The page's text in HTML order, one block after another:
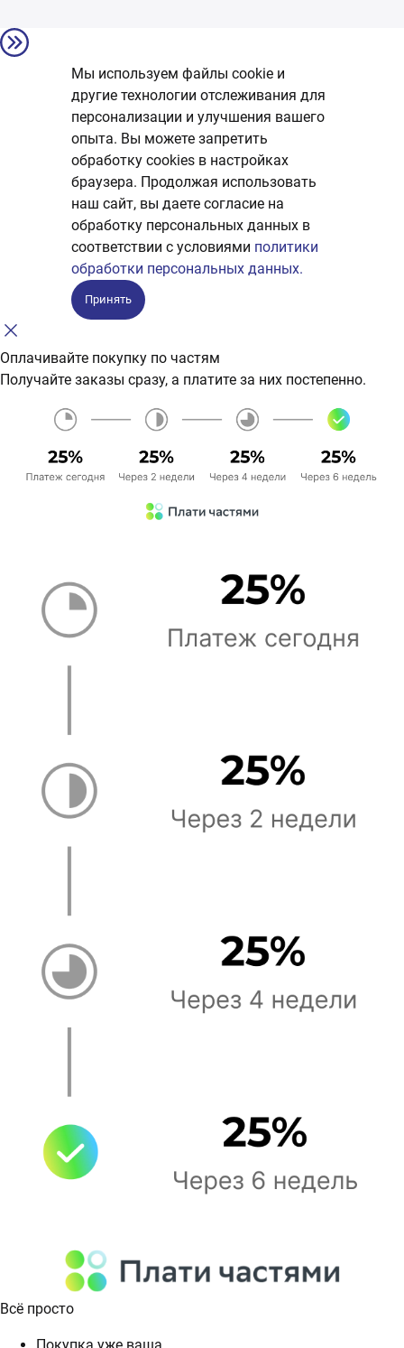
Мы используем файлы cookie и
другие технологии отслеживания для
персонализации и улучшения вашего
опыта. Вы можете запретить
обработку сookies в настройках
браузера. Продолжая использовать
наш сайт, вы даете согласие на
обработку персональных данных в
соответствии с условиями политики
обработки персональных данных.
Принять
Оплачивайте покупку по частям
Получайте заказы сразу, а платите за них постепенно.
Всё просто